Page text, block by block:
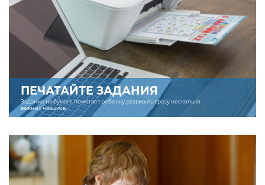
ПЕЧАТАЙТЕ ЗАДАНИЯ
Задание на бумаге помогает ребенку развивать сразу несколько
важных навыков.